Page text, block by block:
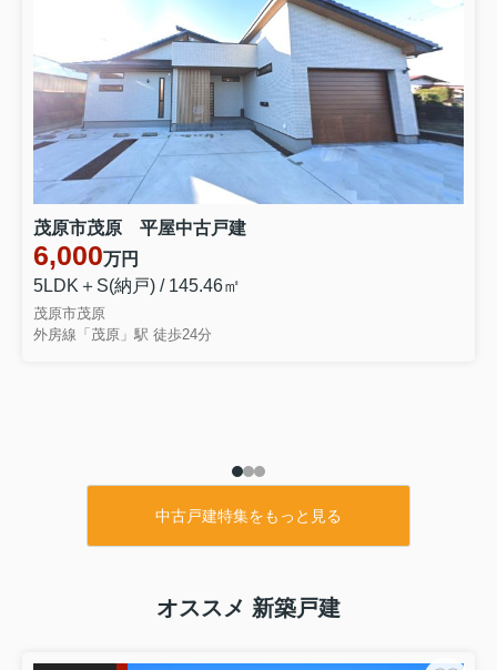
平成26年1月築 4SLDK平屋 車3台可能 リビング約20帖
カーポート付 都市ガス上下水
2026.08.08
長生村本郷 中古戸建
千葉県長生郡長生村本郷
外房線 八積駅 徒歩41分
物件詳細へ
内装リフォーム令和8年8月 平成18年11月築タマホーム
施工 ３SLDK 車4台可能 閑静な分譲地内
2026.08.07
茂原市早野 中古戸建
能 茂原市立茂原小学校徒歩約14分
茂原市茂原 平屋中古戸建
6,000万円
5LDK＋S(納戸) / 145.46㎡
茂原市茂原
外房線「茂原」駅 徒歩24分
中古戸建特集をもっと見る
オススメ 新築戸建